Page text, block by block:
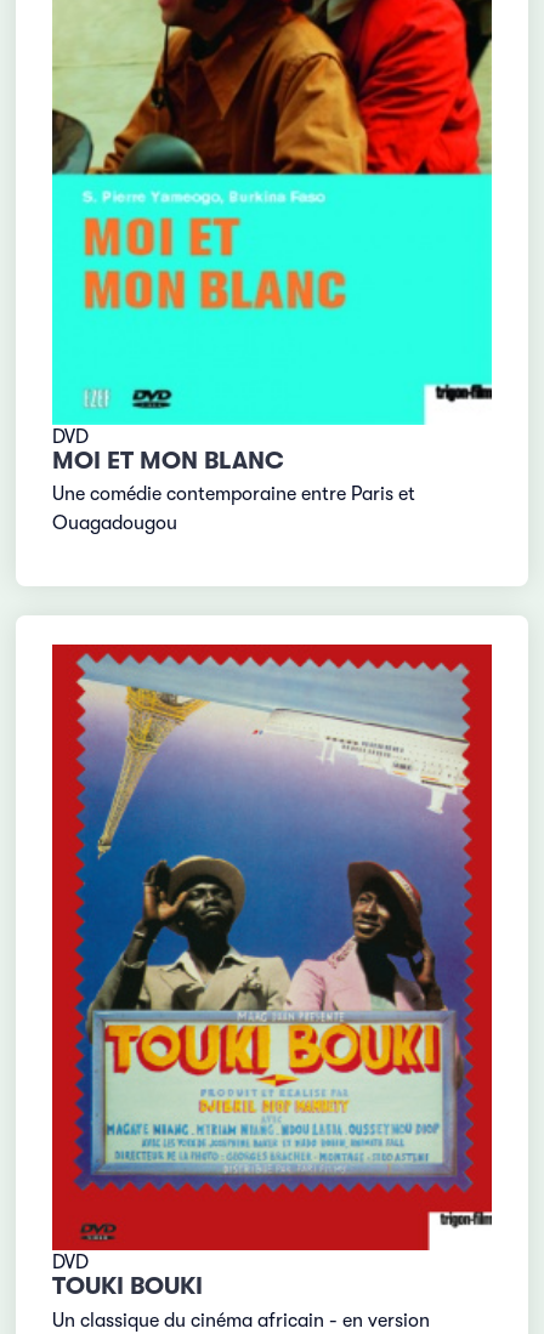
DVD
MOI ET MON BLANC
Une comédie contemporaine entre Paris et
Ouagadougou
DVD
TOUKI BOUKI
Un classique du cinéma africain - en version